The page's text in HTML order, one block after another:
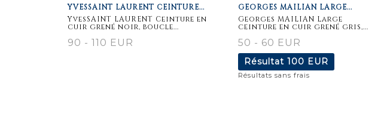
détaillée
YVESSAINT LAURENT CEINTURE...
YvesSAINT LAURENT Ceinture en
cuir grené noir, boucle...
90 - 110 EUR
détaillée
GEORGES MAILIAN LARGE...
Georges MAILIAN Large
ceinture en cuir grené gris,...
50 - 60 EUR
Résultat 100 EUR
Résultats sans frais